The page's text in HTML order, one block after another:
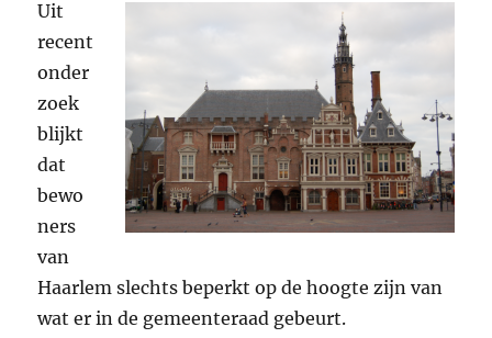
Uit
recent
onder
zoek
blijkt
dat
bewo
ners
van
Haarlem slechts beperkt op de hoogte zijn van
wat er in de gemeenteraad gebeurt.